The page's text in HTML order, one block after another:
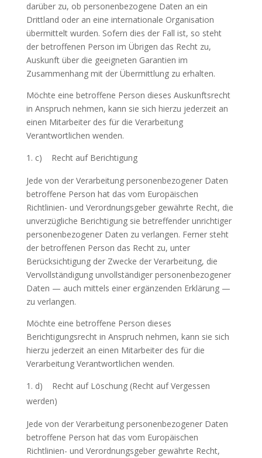
darüber zu, ob personenbezogene Daten an ein
Drittland oder an eine internationale Organisation
übermittelt wurden. Sofern dies der Fall ist, so steht
der betroffenen Person im Übrigen das Recht zu,
Auskunft über die geeigneten Garantien im
Zusammenhang mit der Übermittlung zu erhalten.
Möchte eine betroffene Person dieses Auskunftsrecht
in Anspruch nehmen, kann sie sich hierzu jederzeit an
einen Mitarbeiter des für die Verarbeitung
Verantwortlichen wenden.
c) Recht auf Berichtigung
Jede von der Verarbeitung personenbezogener Daten
betroffene Person hat das vom Europäischen
Richtlinien- und Verordnungsgeber gewährte Recht, die
unverzügliche Berichtigung sie betreffender unrichtiger
personenbezogener Daten zu verlangen. Ferner steht
der betroffenen Person das Recht zu, unter
Berücksichtigung der Zwecke der Verarbeitung, die
Vervollständigung unvollständiger personenbezogener
Daten — auch mittels einer ergänzenden Erklärung —
zu verlangen.
Möchte eine betroffene Person dieses
Berichtigungsrecht in Anspruch nehmen, kann sie sich
hierzu jederzeit an einen Mitarbeiter des für die
Verarbeitung Verantwortlichen wenden.
d) Recht auf Löschung (Recht auf Vergessen
werden)
Jede von der Verarbeitung personenbezogener Daten
betroffene Person hat das vom Europäischen
Richtlinien- und Verordnungsgeber gewährte Recht,